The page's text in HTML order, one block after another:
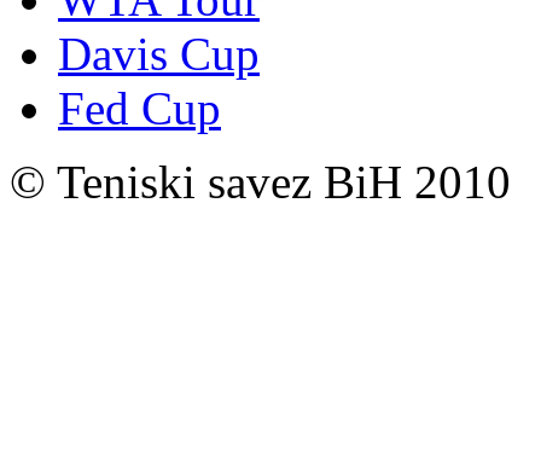
Davis Cup
Fed Cup
© Teniski savez BiH 2010